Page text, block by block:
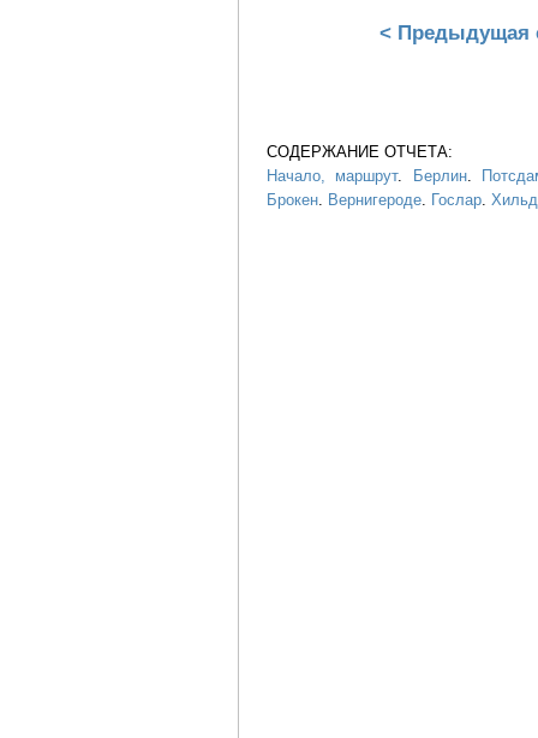
< Предыдущая
СОДЕРЖАНИЕ ОТЧЕТА:
Начало, маршрут. Берлин.
Брокен. Вернигероде. Гослар.